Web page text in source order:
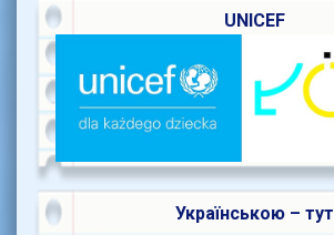
UNICEF
Українською – тут